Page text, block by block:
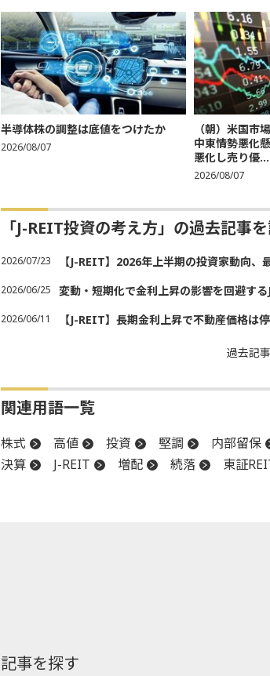
半導体株の調整は底値をつけたか
2026/08/07
（朝）米国市
中東情勢悪化
悪化し売り優...
2026/08/07
「J-REIT投資の考え方」の過去記事
2026/07/23 【J-REIT】2026年上半期の投資家動向、
2026/06/25 変動・短期化で金利上昇の影響を回避す
2026/06/11 【J-REIT】長期金利上昇で不動産価格は
過去記
関連用語一覧
株式 高値 投資 堅調 内部留保
決算
J-REIT 増配 続落 東証
記事を探す